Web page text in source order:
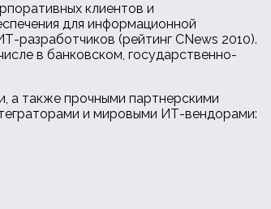
клиентов и
для информационной
разработчиков (рейтинг CNews 2010).
в банковском, государственно-
а также прочными партнерскими
и мировыми ИТ-вендорами: